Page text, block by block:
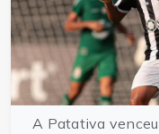
A Patativa